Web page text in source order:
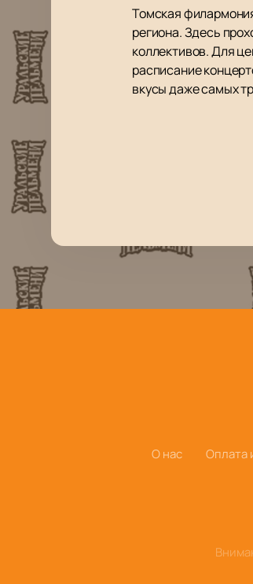
Томская
региона. Здесь
коллективов. Для
расписание
вкусы даже самых
О нас
Оплата